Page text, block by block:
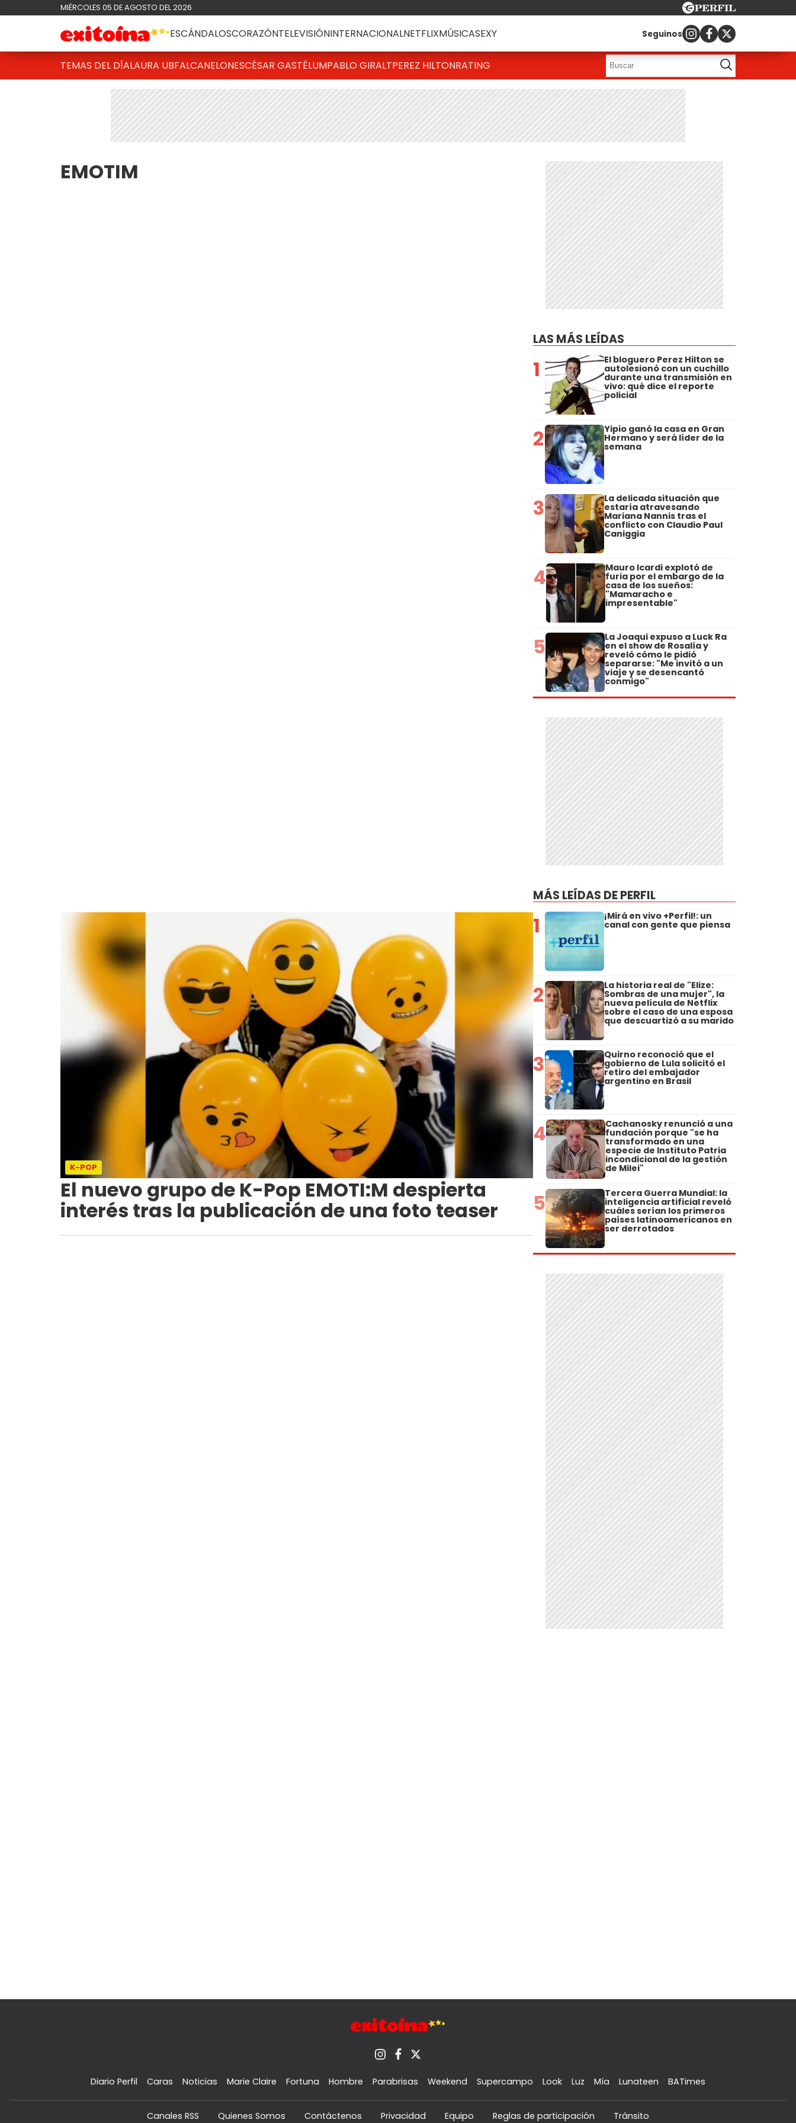
MIÉRCOLES 05 DE AGOSTO DEL 2026
ESCÁNDALOSCORAZÓNTELEVISIÓNINTERNACIONALNETFLIXMÚSICASEXY Seguinos
TEMAS DEL DÍALAURA UBFALCANELONESCÉSAR GASTÉLUMPABLO GIRALTPEREZ HILTONRATING
EMOTIM
K-POP
El nuevo grupo de K-Pop EMOTI:M despierta
interés tras la publicación de una foto teaser
LAS MÁS LEÍDAS
1 El bloguero Perez Hilton se
autolesionó con un cuchillo
durante una transmisión en
vivo: qué dice el reporte
policial
2 Yipio ganó la casa en Gran
Hermano y será líder de la
semana
3 La delicada situación que
estaría atravesando
Mariana Nannis tras el
conflicto con Claudio Paul
Caniggia
4 Mauro Icardi explotó de
furia por el embargo de la
casa de los sueños:
"Mamaracho e
impresentable"
5 La Joaqui expuso a Luck Ra
en el show de Rosalía y
reveló cómo le pidió
separarse: "Me invitó a un
viaje y se desencantó
conmigo"
MÁS LEÍDAS DE PERFIL
1 ¡Mirá en vivo +Perfil!: un
canal con gente que piensa
2 La historia real de "Elize:
Sombras de una mujer", la
nueva película de Netflix
sobre el caso de una esposa
que descuartizó a su marido
3 Quirno reconoció que el
gobierno de Lula solicitó el
retiro del embajador
argentino en Brasil
4 Cachanosky renunció a una
fundación porque "se ha
transformado en una
especie de Instituto Patria
incondicional de la gestión
de Milei"
5 Tercera Guerra Mundial: la
inteligencia artificial reveló
cuáles serían los primeros
países latinoamericanos en
ser derrotados
Diario Perfil Caras Noticias Marie Claire Fortuna Hombre Parabrisas Weekend Supercampo Look Luz Mía Lunateen BATimes
Canales RSS Quienes Somos Contáctenos Privacidad Equipo Reglas de participación Tránsito